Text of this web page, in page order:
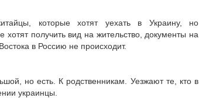
которые хотят уехать в Украину, но
получить вид на жительство, документы на
в Россию не происходит.
но есть. К родственникам. Уезжают те, кто в
украинцы.